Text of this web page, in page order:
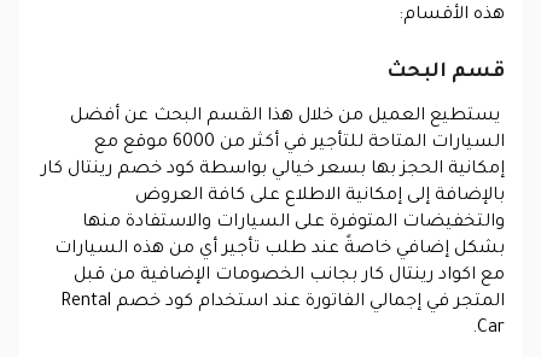
هذه الأقسام:
قسم البحث
يستطيع العميل من خلال هذا القسم البحث عن أفضل
السيارات المتاحة للتأجير في أكثر من 6000 موقع مع
إمكانية الحجز بها بسعر خيالي بواسطة كود خصم رينتال كار
بالإضافة إلى إمكانية الاطلاع على كافة العروض
والتخفيضات المتوفرة على السيارات والاستفادة منها
بشكل إضافي خاصةً عند طلب تأجير أي من هذه السيارات
مع اكواد رينتال كار بجانب الخصومات الإضافية من قبل
المتجر في إجمالي الفاتورة عند استخدام كود خصم Rental
Car.